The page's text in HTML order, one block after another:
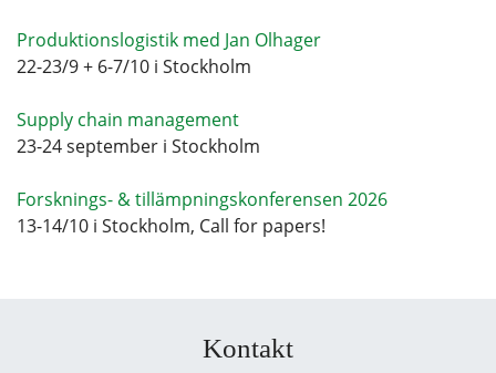
Produktionslogistik med Jan Olhager
22-23/9 + 6-7/10 i Stockholm
Supply chain management
23-24 september i Stockholm
Forsknings- & tillämpningskonferensen 2026
13-14/10 i Stockholm, Call for papers!
Kontakt